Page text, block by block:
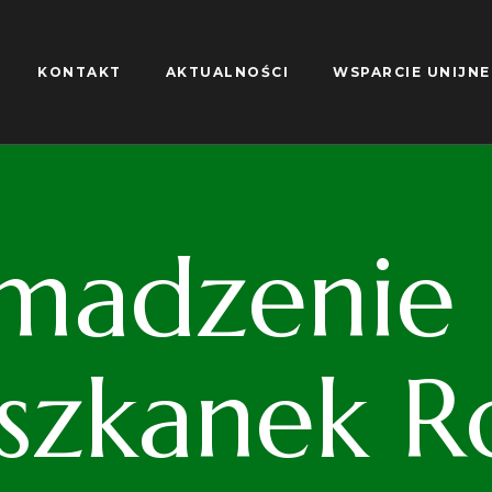
KONTAKT AKTUALNOŚCI WSPARCIE UNIJNE